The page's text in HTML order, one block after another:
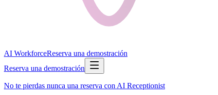
AI WorkforceReserva una demostración
Reserva una demostración
No te pierdas nunca una reserva con AI Receptionist